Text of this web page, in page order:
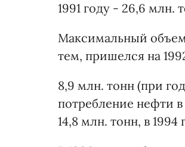
1991 году - 26,6 млн.
Максимальный
тем, пришелся на
8,9 млн. тонн (при
потребление нефти
14,8 млн. тонн, в 1994